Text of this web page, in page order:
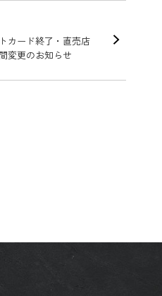
カード終了・直売店
変更のお知らせ